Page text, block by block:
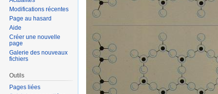
Modifications récentes
Page au hasard
Aide
Créer une nouvelle
page
Galerie des nouveaux
fichiers
Outils
Pages liées